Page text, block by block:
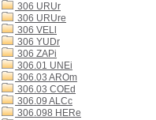
306 URUr
306 URUre
306 VELl
306 YUDr
306 ZAPi
306.01 UNEi
306.03 AROm
306.03 COEd
306.09 ALCc
306.098 HERe